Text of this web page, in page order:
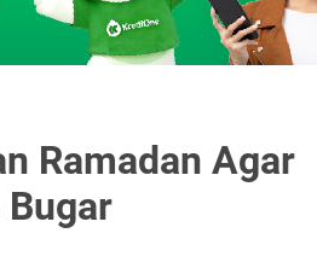
Ramadan Agar
Bugar